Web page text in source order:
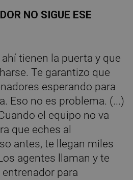
NO SIGUE ESE
tienen la puerta y que
Te garantizo que
esperando para
Eso no es problema. (...)
el equipo no va
que eches al
antes, te llegan miles
agentes llaman y te
entrenador para